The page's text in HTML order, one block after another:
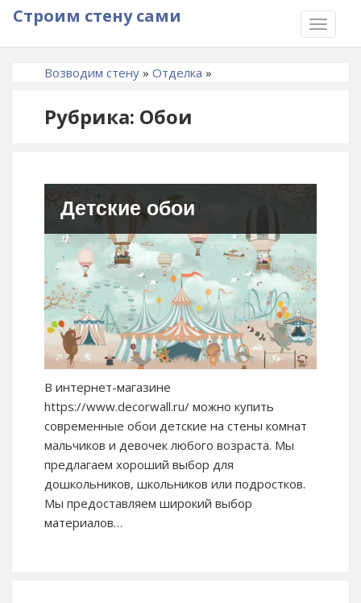
TOGGLE
Строим стену сами
Возводим стену » Отделка »
Рубрика: Обои
Детские обои
В интернет-магазине
https://www.decorwall.ru/ можно купить
современные обои детские на стены комнат
мальчиков и девочек любого возраста. Мы
предлагаем хороший выбор для
дошкольников, школьников или подростков.
Мы предоставляем широкий выбор
материалов…